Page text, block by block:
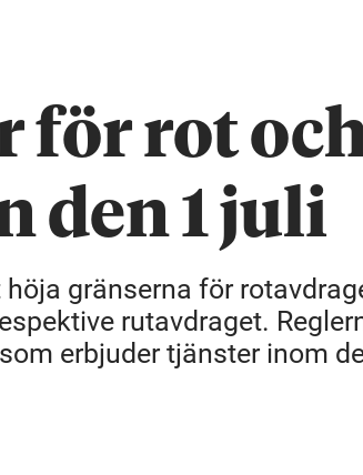
för rot
den 1 juli
gränserna för
rutavdraget.
erbjuder tjänster inom